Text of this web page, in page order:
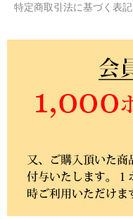
特定商取引法に基づく表記